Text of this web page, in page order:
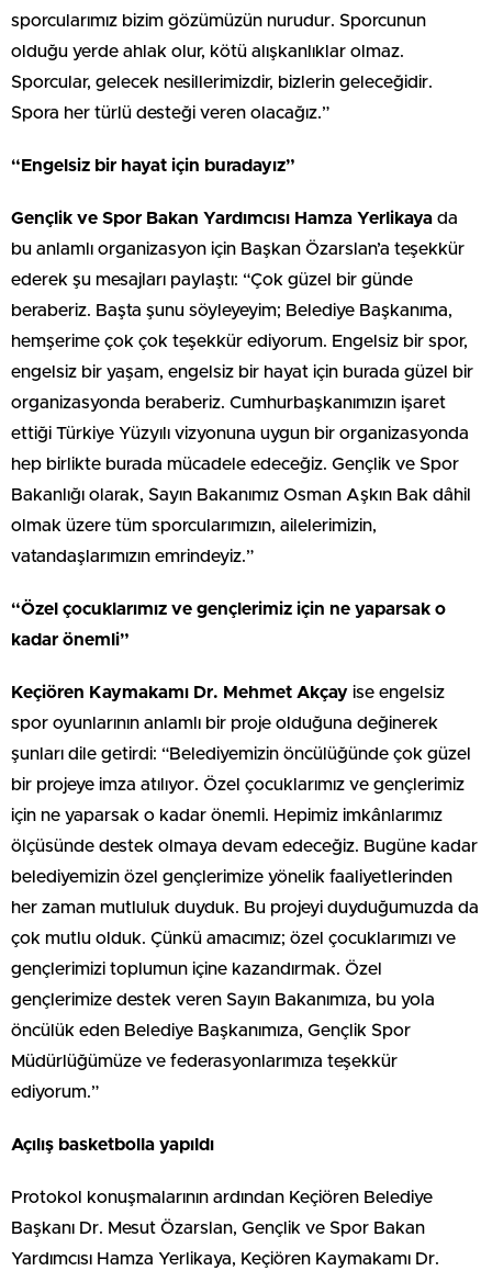
sporcularımız bizim gözümüzün nurudur. Sporcunun
olduğu yerde ahlak olur, kötü alışkanlıklar olmaz.
Sporcular, gelecek nesillerimizdir, bizlerin geleceğidir.
Spora her türlü desteği veren olacağız.”
“Engelsiz bir hayat için buradayız”
Gençlik ve Spor Bakan Yardımcısı Hamza Yerlikaya da
bu anlamlı organizasyon için Başkan Özarslan’a teşekkür
ederek şu mesajları paylaştı: “Çok güzel bir günde
beraberiz. Başta şunu söyleyeyim; Belediye Başkanıma,
hemşerime çok çok teşekkür ediyorum. Engelsiz bir spor,
engelsiz bir yaşam, engelsiz bir hayat için burada güzel bir
organizasyonda beraberiz. Cumhurbaşkanımızın işaret
ettiği Türkiye Yüzyılı vizyonuna uygun bir organizasyonda
hep birlikte burada mücadele edeceğiz. Gençlik ve Spor
Bakanlığı olarak, Sayın Bakanımız Osman Aşkın Bak dâhil
olmak üzere tüm sporcularımızın, ailelerimizin,
vatandaşlarımızın emrindeyiz.”
“Özel çocuklarımız ve gençlerimiz için ne yaparsak o
kadar önemli”
Keçiören Kaymakamı Dr. Mehmet Akçay ise engelsiz
spor oyunlarının anlamlı bir proje olduğuna değinerek
şunları dile getirdi: “Belediyemizin öncülüğünde çok güzel
bir projeye imza atılıyor. Özel çocuklarımız ve gençlerimiz
için ne yaparsak o kadar önemli. Hepimiz imkânlarımız
ölçüsünde destek olmaya devam edeceğiz. Bugüne kadar
belediyemizin özel gençlerimize yönelik faaliyetlerinden
her zaman mutluluk duyduk. Bu projeyi duyduğumuzda da
çok mutlu olduk. Çünkü amacımız; özel çocuklarımızı ve
gençlerimizi toplumun içine kazandırmak. Özel
gençlerimize destek veren Sayın Bakanımıza, bu yola
öncülük eden Belediye Başkanımıza, Gençlik Spor
Müdürlüğümüze ve federasyonlarımıza teşekkür
ediyorum.”
Açılış basketbolla yapıldı
Protokol konuşmalarının ardından Keçiören Belediye
Başkanı Dr. Mesut Özarslan, Gençlik ve Spor Bakan
Yardımcısı Hamza Yerlikaya, Keçiören Kaymakamı Dr.